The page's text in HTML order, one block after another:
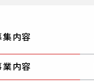
集内容
業内容